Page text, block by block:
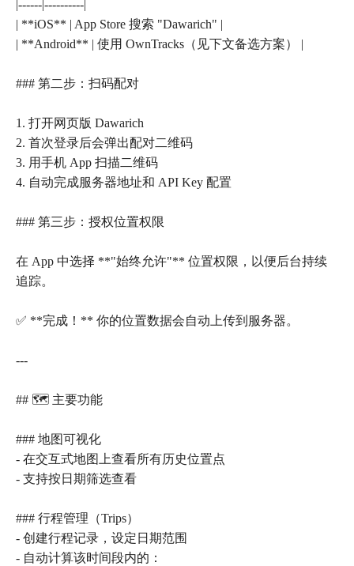
|------|----------|
| **iOS** | App Store 搜索 "Dawarich" |
| **Android** | 使用 OwnTracks（见下文备选方案） |
### 第二步：扫码配对
1. 打开网页版 Dawarich
2. 首次登录后会弹出配对二维码
3. 用手机 App 扫描二维码
4. 自动完成服务器地址和 API Key 配置
### 第三步：授权位置权限
在 App 中选择 **"始终允许"** 位置权限，以便后台持续
追踪。
✅ **完成！** 你的位置数据会自动上传到服务器。
---
## 🗺️ 主要功能
### 地图可视化
- 在交互式地图上查看所有历史位置点
- 支持按日期筛选查看
### 行程管理（Trips）
- 创建行程记录，设定日期范围
- 自动计算该时间段内的：